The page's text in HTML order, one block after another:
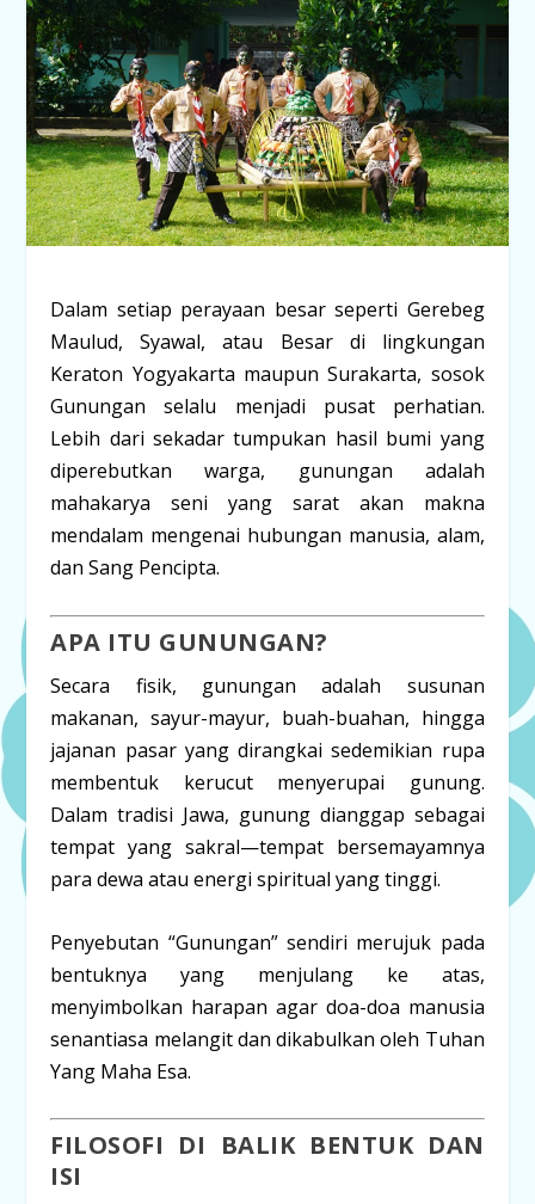
Dalam setiap perayaan besar seperti Gerebeg
Maulud, Syawal, atau Besar di lingkungan
Keraton Yogyakarta maupun Surakarta, sosok
Gunungan selalu menjadi pusat perhatian.
Lebih dari sekadar tumpukan hasil bumi yang
diperebutkan warga, gunungan adalah
mahakarya seni yang sarat akan makna
mendalam mengenai hubungan manusia, alam,
dan Sang Pencipta.
APA ITU GUNUNGAN?
Secara fisik, gunungan adalah susunan
makanan, sayur-mayur, buah-buahan, hingga
jajanan pasar yang dirangkai sedemikian rupa
membentuk kerucut menyerupai gunung.
Dalam tradisi Jawa, gunung dianggap sebagai
tempat yang sakral—tempat bersemayamnya
para dewa atau energi spiritual yang tinggi.
Penyebutan “Gunungan” sendiri merujuk pada
bentuknya yang menjulang ke atas,
menyimbolkan harapan agar doa-doa manusia
senantiasa melangit dan dikabulkan oleh Tuhan
Yang Maha Esa.
FILOSOFI DI BALIK BENTUK DAN
ISI